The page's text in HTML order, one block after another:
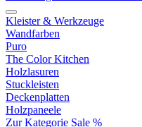
Kleister & Werkzeuge
Wandfarben
Puro
The Color Kitchen
Holzlasuren
Stuckleisten
Deckenplatten
Holzpaneele
Zur Kategorie Sale %